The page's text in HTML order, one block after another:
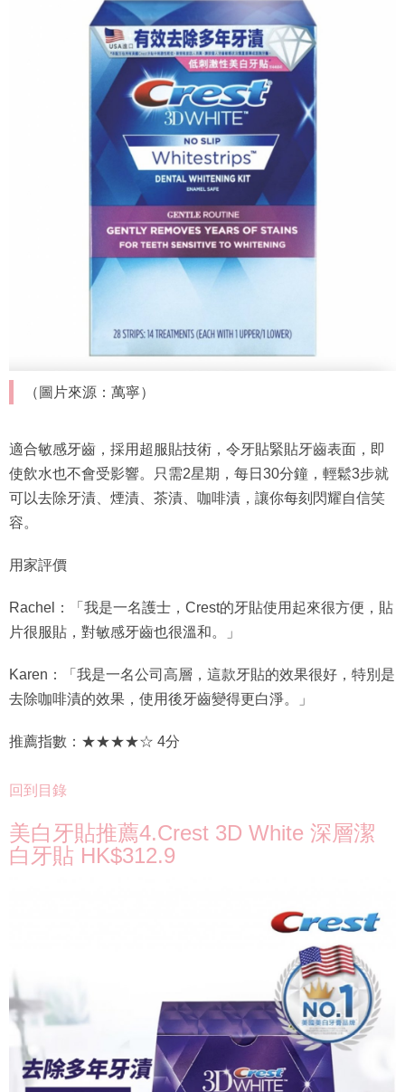
（圖片來源：萬寧）
適合敏感牙齒，採用超服貼技術，令牙貼緊貼牙齒表面，即
使飲水也不會受影響。只需2星期，每日30分鐘，輕鬆3步就
可以去除牙漬、煙漬、茶漬、咖啡漬，讓你每刻閃耀自信笑
容。
用家評價
Rachel：「我是一名護士，Crest的牙貼使用起來很方便，貼
片很服貼，對敏感牙齒也很溫和。」
Karen：「我是一名公司高層，這款牙貼的效果很好，特別是
去除咖啡漬的效果，使用後牙齒變得更白淨。」
推薦指數：★★★★☆ 4分
回到目錄
美白牙貼推薦4.Crest 3D White 深層潔
白牙貼 HK$312.9